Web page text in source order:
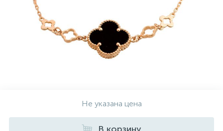
Не указана цена
КонтактыСеребряные колье
Серебряные цепочки
Серебряные сувениры